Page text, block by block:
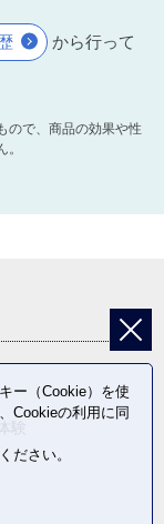
から行って
ので、商品の効果や性
ー（Cookie）を使
Cookieの利用に同
ださい。